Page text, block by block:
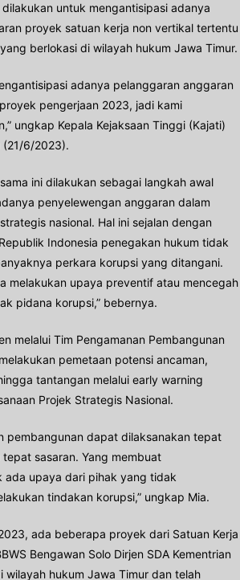
untuk mengantisipasi adanya
proyek satuan kerja non vertikal tertentu
berlokasi di wilayah hukum Jawa Timur.
adanya pelanggaran anggaran
pengerjaan 2023, jadi kami
ungkap Kepala Kejaksaan Tinggi (Kajati)
(21/6/2023).
ini dilakukan sebagai langkah awal
penyelewengan anggaran dalam
nasional. Hal ini sejalan dengan
Indonesia penegakan hukum tidak
perkara korupsi yang ditangani.
melakukan upaya preventif atau mencegah
pidana korupsi,” bebernya.
melalui Tim Pengamanan Pembangunan
pemetaan potensi ancaman,
tantangan melalui early warning
Projek Strategis Nasional.
pembangunan dapat dilaksanakan tepat
sasaran. Yang membuat
ada upaya dari pihak yang tidak
tindakan korupsi,” ungkap Mia.
ada beberapa proyek dari Satuan Kerja
Bengawan Solo Dirjen SDA Kementrian
wilayah hukum Jawa Timur dan telah